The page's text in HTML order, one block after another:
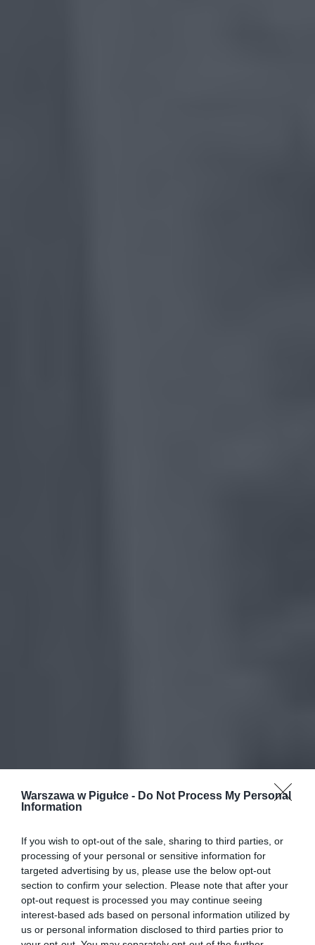
Warszawa w Pigułce - Do Not Process My Personal
Information
If you wish to opt-out of the sale, sharing to third parties, or
processing of your personal or sensitive information for
targeted advertising by us, please use the below opt-out
section to confirm your selection. Please note that after your
opt-out request is processed you may continue seeing
interest-based ads based on personal information utilized by
us or personal information disclosed to third parties prior to